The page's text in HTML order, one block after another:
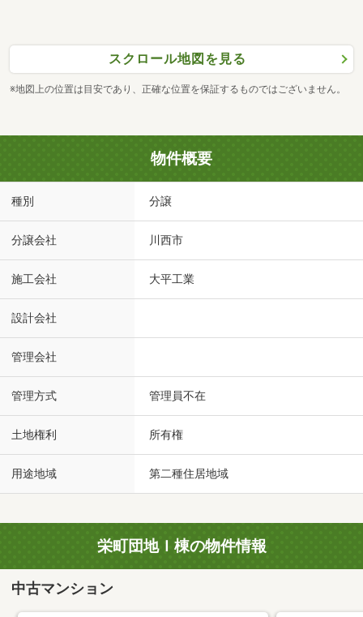
スクロール地図を見る
※地図上の位置は目安であり、正確な位置を保証するものではございません。
物件概要
種別 分譲
分譲会社 川西市
施工会社 大平工業
設計会社
管理会社
管理方式 管理員不在
土地権利 所有権
用途地域 第二種住居地域
栄町団地Ｉ棟の物件情報
中古マンション